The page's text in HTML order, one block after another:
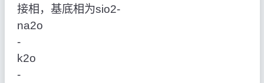
接相，基底相为sio2‑
na2o
‑
k2o
‑